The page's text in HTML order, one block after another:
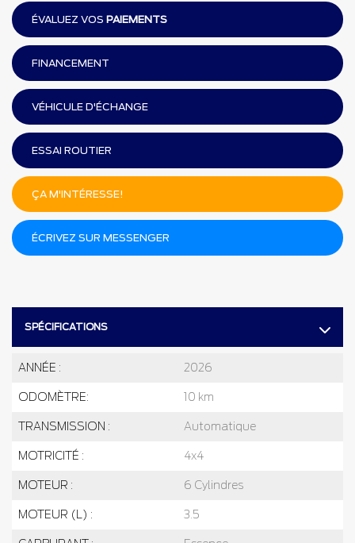
SPÉCIFICATIONS
ANNÉE : 2026
ODOMÈTRE: 10 km
TRANSMISSION : Automatique
MOTRICITÉ : 4x4
MOTEUR : 6 Cylindres
MOTEUR (L) : 3.5
ÉVALUEZ VOS PAIEMENTS
FINANCEMENT
VÉHICULE D'ÉCHANGE
ESSAI ROUTIER
ÇA M'INTÉRESSE!
ÉCRIVEZ SUR MESSENGER